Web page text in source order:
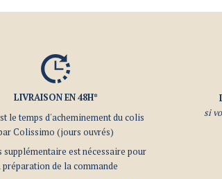
LIVRAISON EN 48H*
le temps d'acheminement du colis
Colissimo (jours ouvrés)
supplémentaire est nécessaire pour
préparation de la commande
si